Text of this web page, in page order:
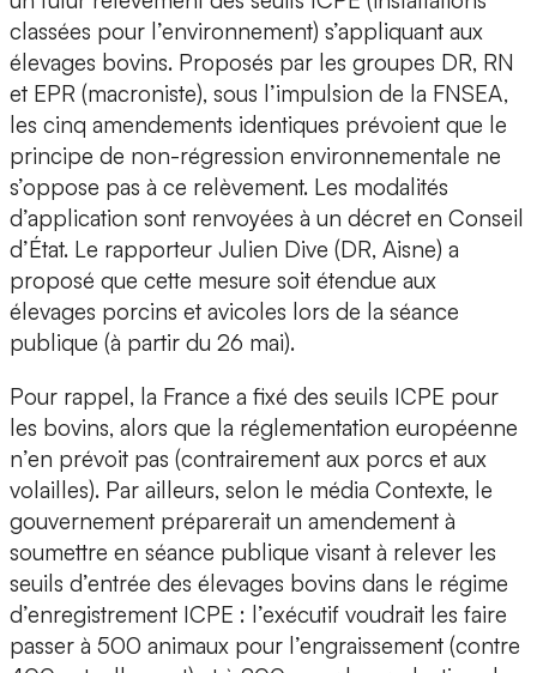
classées pour l’environnement) s’appliquant aux
élevages bovins. Proposés par les groupes DR, RN
et EPR (macroniste), sous l’impulsion de la FNSEA,
les cinq amendements identiques prévoient que le
principe de non-régression environnementale ne
s’oppose pas à ce relèvement. Les modalités
d’application sont renvoyées à un décret en Conseil
d’État. Le rapporteur Julien Dive (DR, Aisne) a
proposé que cette mesure soit étendue aux
élevages porcins et avicoles lors de la séance
publique (à partir du 26 mai).
Pour rappel, la France a fixé des seuils ICPE pour
les bovins, alors que la réglementation européenne
n’en prévoit pas (contrairement aux porcs et aux
volailles). Par ailleurs, selon le média Contexte, le
gouvernement préparerait un amendement à
soumettre en séance publique visant à relever les
seuils d’entrée des élevages bovins dans le régime
d’enregistrement ICPE : l’exécutif voudrait les faire
passer à 500 animaux pour l’engraissement (contre